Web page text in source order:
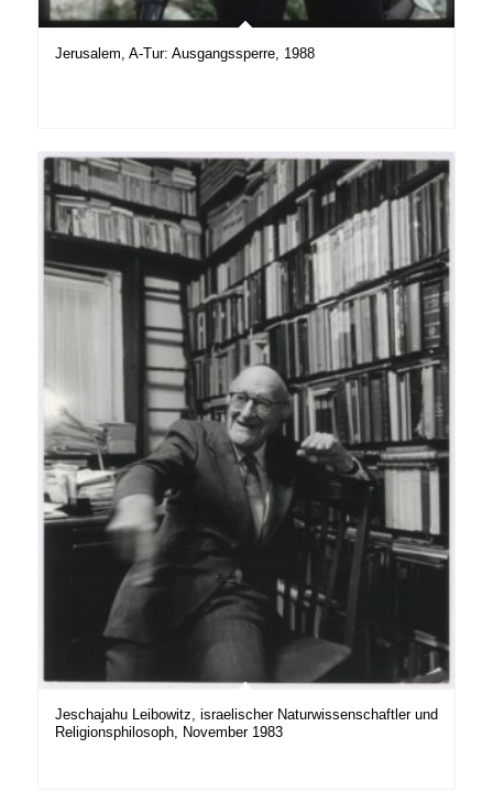
Jerusalem, A-Tur: Ausgangssperre, 1988
Jeschajahu Leibowitz, israelischer Naturwissenschaftler und
Religionsphilosoph, November 1983